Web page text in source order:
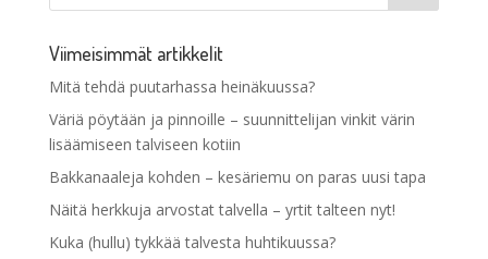
Viimeisimmät artikkelit
Mitä tehdä puutarhassa heinäkuussa?
Väriä pöytään ja pinnoille – suunnittelijan vinkit värin
lisäämiseen talviseen kotiin
Bakkanaaleja kohden – kesäriemu on paras uusi tapa
Näitä herkkuja arvostat talvella – yrtit talteen nyt!
Kuka (hullu) tykkää talvesta huhtikuussa?